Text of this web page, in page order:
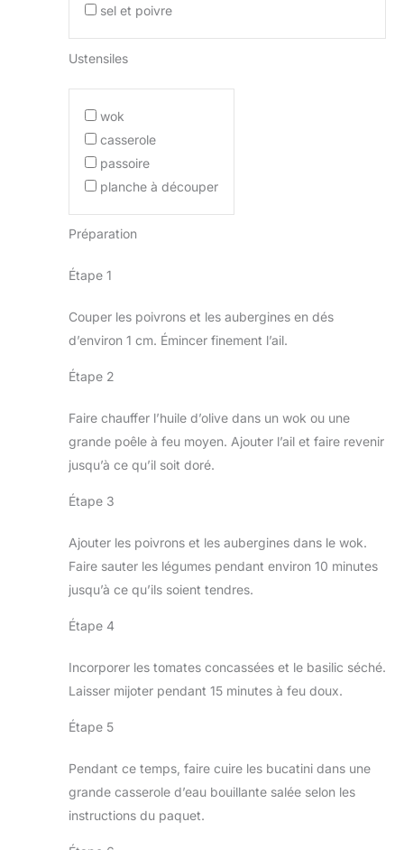
sel et poivre
Ustensiles
wok
casserole
passoire
planche à découper
Préparation
Étape 1
Couper les poivrons et les aubergines en dés
d’environ 1 cm. Émincer finement l’ail.
Étape 2
Faire chauffer l’huile d’olive dans un wok ou une
grande poêle à feu moyen. Ajouter l’ail et faire revenir
jusqu’à ce qu’il soit doré.
Étape 3
Ajouter les poivrons et les aubergines dans le wok.
Faire sauter les légumes pendant environ 10 minutes
jusqu’à ce qu’ils soient tendres.
Étape 4
Incorporer les tomates concassées et le basilic séché.
Laisser mijoter pendant 15 minutes à feu doux.
Étape 5
Pendant ce temps, faire cuire les bucatini dans une
grande casserole d’eau bouillante salée selon les
instructions du paquet.